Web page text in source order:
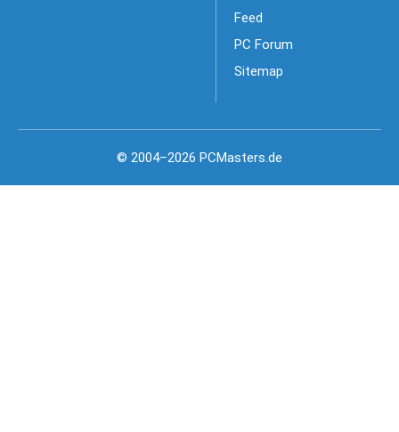
Feed
PC Forum
Sitemap
© 2004–2026 PCMasters.de